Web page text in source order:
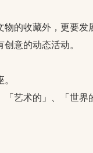
物的收藏外，更要发
意的动态活动。
艺术的」、「世界